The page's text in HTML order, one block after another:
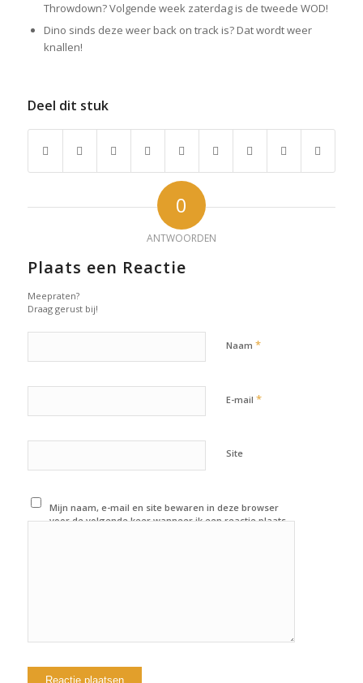
Throwdown? Volgende week zaterdag is de tweede WOD!
Dino sinds deze weer back on track is? Dat wordt weer
knallen!
Deel dit stuk
0
ANTWOORDEN
Plaats een Reactie
Meepraten?
Draag gerust bij!
Naam *
E-mail *
Site
Mijn naam, e-mail en site bewaren in deze browser
voor de volgende keer wanneer ik een reactie plaats.